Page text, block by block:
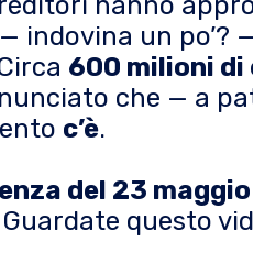
indovina un po’?
600 milioni di
che — a
c’è.
del 23 maggio
questo